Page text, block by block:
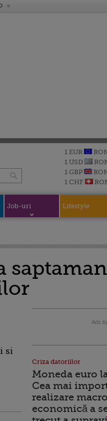
1 EUR
1 USD
1 GBP
1 CHF
Job-uri Lifestyle
si
Ads
Criza datoriilor
Moneda euro
Cea mai
realizare
economică a